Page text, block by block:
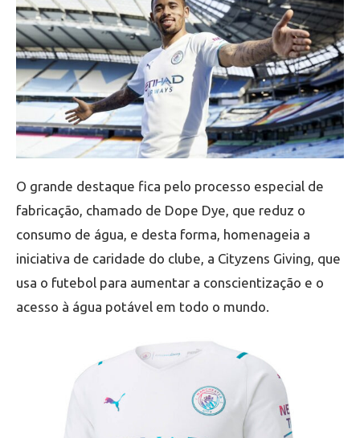
O grande destaque fica pelo processo especial de
fabricação, chamado de Dope Dye, que reduz o
consumo de água, e desta forma, homenageia a
iniciativa de caridade do clube, a Cityzens Giving, que
usa o futebol para aumentar a conscientização e o
acesso à água potável em todo o mundo.